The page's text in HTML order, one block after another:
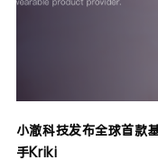
小澈科技发布全球首款
手Kriki